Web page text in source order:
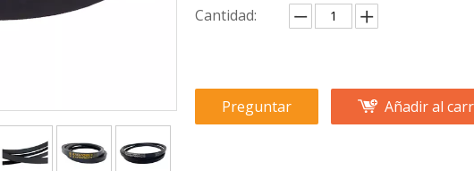
Cantidad:
Preguntar Añadir al